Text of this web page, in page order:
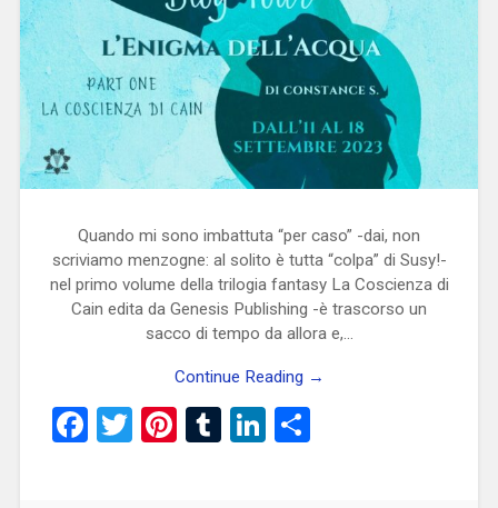
Quando mi sono imbattuta “per caso” -dai, non
scriviamo menzogne: al solito è tutta “colpa” di Susy!-
nel primo volume della trilogia fantasy La Coscienza di
Cain edita da Genesis Publishing -è trascorso un
sacco di tempo da allora e,…
Continue Reading →
Facebook
Twitter
Pinterest
TumblrLinkedIn
Condividi